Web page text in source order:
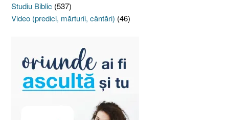
Studiu Biblic (537)
Video (predici, mărturii, cântări) (46)